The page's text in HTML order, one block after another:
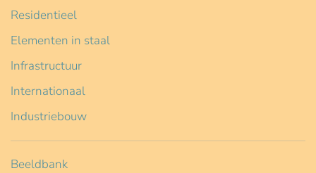
Residentieel
Elementen in staal
Infrastructuur
Internationaal
Industriebouw
Beeldbank